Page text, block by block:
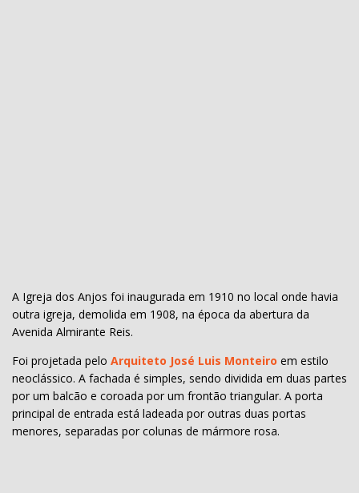
A Igreja dos Anjos foi inaugurada em 1910 no local onde havia
outra igreja, demolida em 1908, na época da abertura da
Avenida Almirante Reis.
Foi projetada pelo Arquiteto José Luis Monteiro em estilo
neoclássico. A fachada é simples, sendo dividida em duas partes
por um balcão e coroada por um frontão triangular. A porta
principal de entrada está ladeada por outras duas portas
menores, separadas por colunas de mármore rosa.